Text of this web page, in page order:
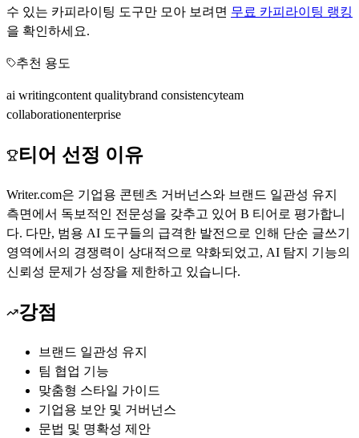
수 있는 카피라이팅 도구만 모아 보려면 무료 카피라이팅 랭킹
을 확인하세요.
추천 용도
ai writingcontent qualitybrand consistencyteam
collaborationenterprise
티어 선정 이유
Writer.com은 기업용 콘텐츠 거버넌스와 브랜드 일관성 유지
측면에서 독보적인 전문성을 갖추고 있어 B 티어로 평가합니
다. 다만, 범용 AI 도구들의 급격한 발전으로 인해 단순 글쓰기
영역에서의 경쟁력이 상대적으로 약화되었고, AI 탐지 기능의
신뢰성 문제가 성장을 제한하고 있습니다.
강점
브랜드 일관성 유지
팀 협업 기능
맞춤형 스타일 가이드
기업용 보안 및 거버넌스
문법 및 명확성 제안